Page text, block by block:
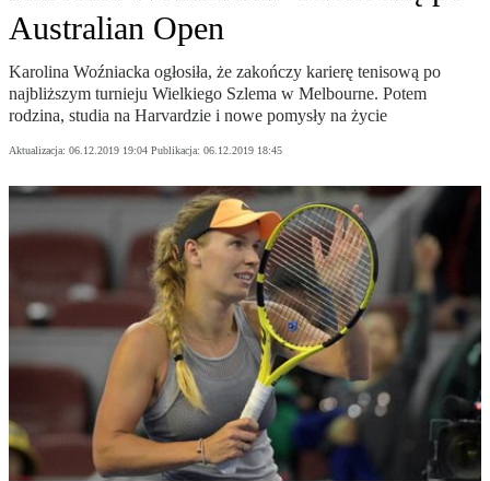
Australian Open
Karolina Woźniacka ogłosiła, że zakończy karierę tenisową po
najbliższym turnieju Wielkiego Szlema w Melbourne. Potem
rodzina, studia na Harvardzie i nowe pomysły na życie
Aktualizacja: 06.12.2019 19:04 Publikacja: 06.12.2019 18:45